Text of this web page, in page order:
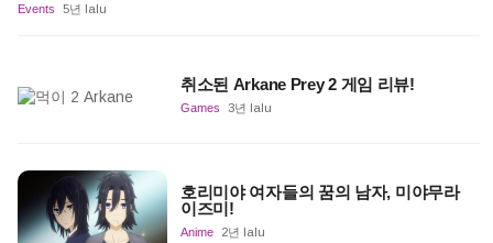
Events 5년 lalu
취소된 Arkane Prey 2 게임 리뷰!
Games 3년 lalu
호리미야 여자들의 꿈의 남자, 미야무라
이즈미!
Anime 2년 lalu